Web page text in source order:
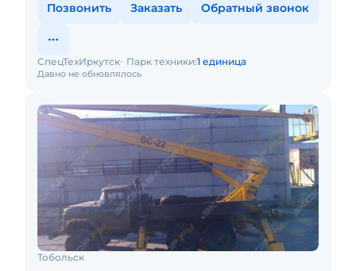
Позвонить Заказать Обратный звонок
Давно не обновлялось
СпецТехИркутск Парк техники:1 единица
Тобольск